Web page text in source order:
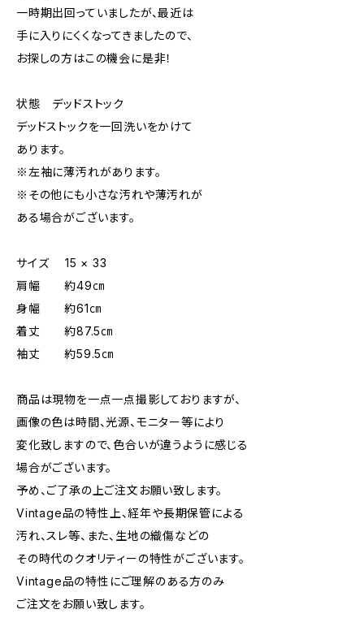
一時期出回っていましたが、最近は
手に入りにくくなってきましたので、
お探しの方はこの機会に是非！
状態 デッドストック
デッドストックを一回洗いをかけて
あります。
※左袖に薄汚れがあります。
※その他にも小さな汚れや薄汚れが
ある場合がございます。
サイズ 15 × 33
肩幅 約49㎝
身幅 約61㎝
着丈 約87.5㎝
袖丈 約59.5㎝
商品は現物を一点一点撮影しておりますが、
画像の色は時間、光源、モニター等により
変化致しますので、色合いが違うように感じる
場合がございます。
予め、ご了承の上ご注文お願い致します。
Vintage品の特性上、経年や長期保管による
汚れ、スレ等、また、生地の織傷などの
その時代のクオリティーの特性がございます。
Vintage品の特性にご理解のある方のみ
ご注文をお願い致します。